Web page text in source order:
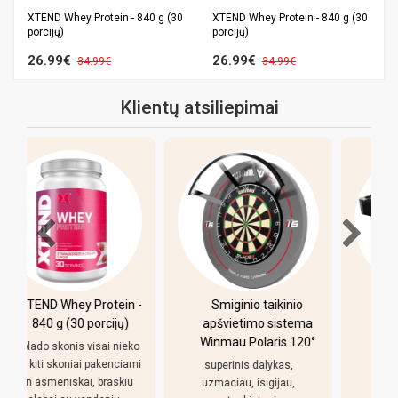
XTEND Whey Protein - 840 g (30
porcijų)
26.99€ 34.99€
XTEND Whey Protein - 840 g (30
porcijų)
26.99€ 34.99€
Klientų atsiliepimai
Smiginio taikinio
apšvietimo sistema
Winmau Polaris 120°
superinis dalykas,
uzmaciau, isigijau,
Pulo stalas Bilaro
Winner 7 pėdų
(213x118cm) žalias
audinys su
komplektacija